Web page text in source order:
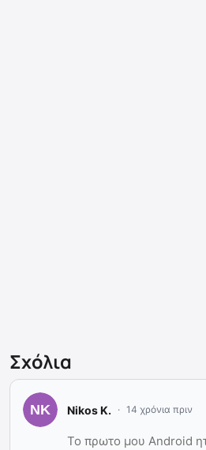
Σχόλια
Nikos K. 14 χρόνια πριν
To πρωτο μου Android